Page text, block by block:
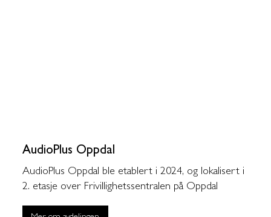
AudioPlus Oppdal
AudioPlus Oppdal ble etablert i 2024, og lokalisert i
2. etasje over Frivillighetssentralen på Oppdal